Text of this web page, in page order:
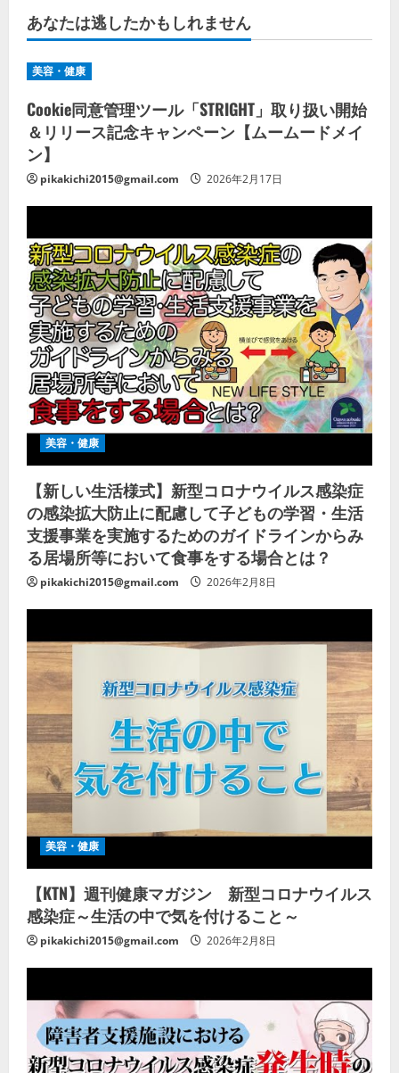
あなたは逃したかもしれません
美容・健康
Cookie同意管理ツール「STRIGHT」取り扱い開始
＆リリース記念キャンペーン【ムームードメイ
ン】
pikakichi2015@gmail.com 2026年2月17日
美容・健康
【新しい生活様式】新型コロナウイルス感染症
の感染拡大防止に配慮して子どもの学習・生活
支援事業を実施するためのガイドラインからみ
る居場所等において食事をする場合とは？
pikakichi2015@gmail.com 2026年2月8日
美容・健康
【KTN】週刊健康マガジン 新型コロナウイルス
感染症～生活の中で気を付けること～
pikakichi2015@gmail.com 2026年2月8日